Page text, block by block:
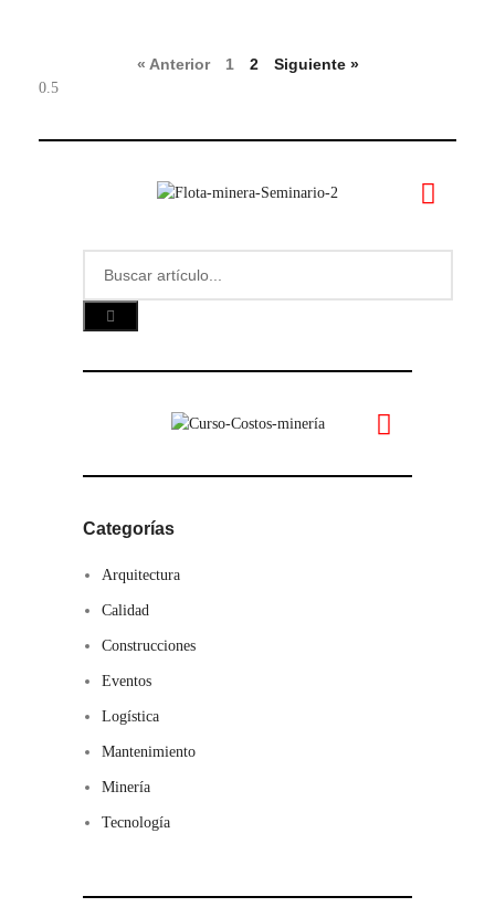
« Anterior 1 2 Siguiente »
Categorías
Arquitectura
Calidad
Construcciones
Eventos
Logística
Mantenimiento
Minería
Tecnología